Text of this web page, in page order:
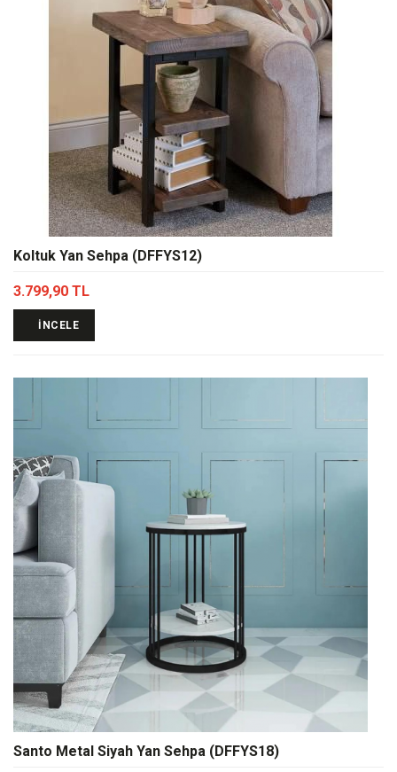
Koltuk Yan Sehpa (DFFYS12)
3.799,90 TL
İNCELE
Santo Metal Siyah Yan Sehpa (DFFYS18)